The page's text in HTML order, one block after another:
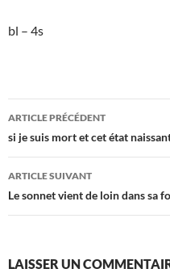
bl – 4s
Navigation
des
articles
ARTICLE PRÉCÉDENT
si je suis mort et cet état
ARTICLE SUIVANT
Le sonnet vient de loin dans sa
LAISSER UN